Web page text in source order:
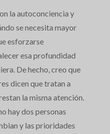
la autoconciencia y
se necesita mayor
esforzarse
esa profundidad
De hecho, creo que
dicen que tratan a
la misma atención.
hay dos personas
y las prioridades